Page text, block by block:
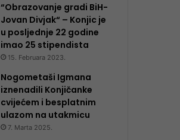
“Obrazovanje gradi BiH-
Jovan Divjak“ – Konjic je
u posljednje 22 godine
imao 25 ​​stipendista
15. Februara 2023.
Nogometaši Igmana
iznenadili Konjičanke
cvijećem i besplatnim
ulazom na utakmicu
7. Marta 2025.